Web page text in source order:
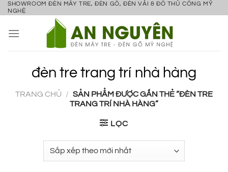
Bỏ
nội
SHOWROOM ĐÈN MÂY TRE, ĐÈN GỖ, ĐÈN VẢI & ĐỒ THỦ CÔNG MỸ
NGHỆ
đèn tre trang trí nhà hàng
TRANG CHỦ / SẢN PHẨM ĐƯỢC GẮN THẺ “ĐÈN TRE
TRANG TRÍ NHÀ HÀNG”
LỌC